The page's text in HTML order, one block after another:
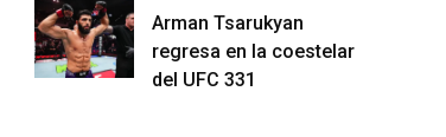
Arman Tsarukyan
regresa en la coestelar
del UFC 331